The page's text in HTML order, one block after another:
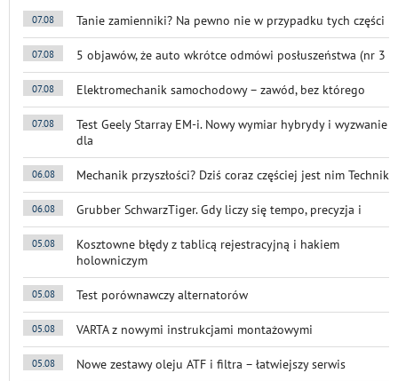
07.08 Tanie zamienniki? Na pewno nie w przypadku tych części
07.08 5 objawów, że auto wkrótce odmówi posłuszeństwa (nr 3
07.08 Elektromechanik samochodowy – zawód, bez którego
07.08
Test Geely Starray EM-i. Nowy wymiar hybrydy i wyzwanie
dla
06.08 Mechanik przyszłości? Dziś coraz częściej jest nim Technik
06.08 Grubber SchwarzTiger. Gdy liczy się tempo, precyzja i
05.08
Kosztowne błędy z tablicą rejestracyjną i hakiem
holowniczym
05.08 Test porównawczy alternatorów
05.08 VARTA z nowymi instrukcjami montażowymi
05.08 Nowe zestawy oleju ATF i filtra – łatwiejszy serwis